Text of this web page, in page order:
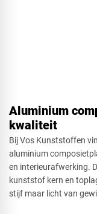
Aluminium
kwaliteit
Bij Vos Kunststoffen
aluminium
en interieurafwerking.
kunststof kern en
stijf maar licht van